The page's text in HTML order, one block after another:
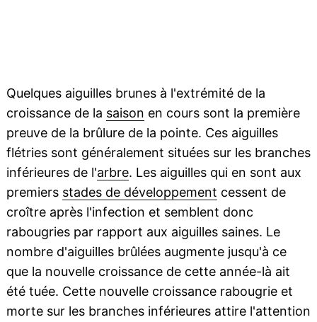
Quelques aiguilles brunes à l'extrémité de la
croissance de la saison en cours sont la première
preuve de la brûlure de la pointe. Ces aiguilles
flétries sont généralement situées sur les branches
inférieures de l'arbre. Les aiguilles qui en sont aux
premiers stades de développement cessent de
croître après l'infection et semblent donc
rabougries par rapport aux aiguilles saines. Le
nombre d'aiguilles brûlées augmente jusqu'à ce
que la nouvelle croissance de cette année-là ait
été tuée. Cette nouvelle croissance rabougrie et
morte sur les branches inférieures attire l'attention